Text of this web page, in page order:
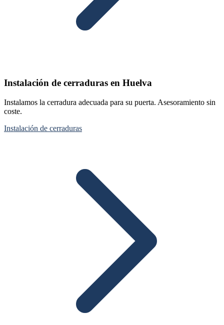
Instalación de cerraduras en Huelva
Instalamos la cerradura adecuada para su puerta. Asesoramiento sin
coste.
Instalación de cerraduras